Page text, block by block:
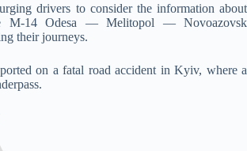
drivers to consider the information about
M-14 Odesa — Melitopol — Novoazovsk
their journeys.
on a fatal road accident in Kyiv, where a